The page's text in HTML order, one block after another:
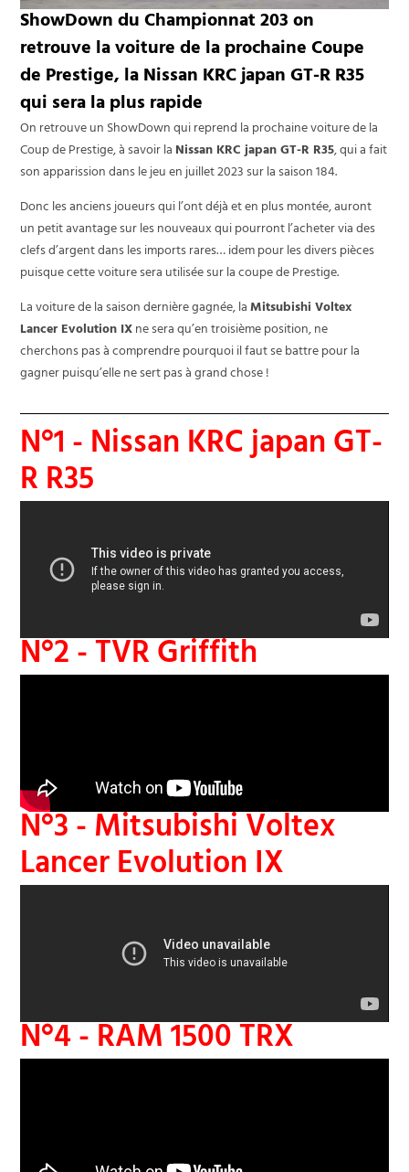
ShowDown du Championnat 203 on
retrouve la voiture de la prochaine Coupe
de Prestige, la Nissan KRC japan GT-R R35
qui sera la plus rapide
On retrouve un ShowDown qui reprend la prochaine voiture de la
Coup de Prestige, à savoir laNissan KRC japan GT-R R35, qui a fait
son apparission dans le jeu en juillet 2023 sur la saison 184.
Donc les anciens joueurs qui l’ont déjà et en plus montée, auront
un petit avantage sur les nouveaux qui pourront l’acheter via des
clefs d’argent dans les imports rares… idem pour les divers pièces
puisque cette voiture sera utilisée sur la coupe de Prestige.
La voiture de la saison dernière gagnée, laMitsubishi Voltex
Lancer Evolution IXne sera qu’en troisième position, ne
cherchons pas à comprendre pourquoi il faut se battre pour la
gagner puisqu’elle ne sert pas à grand chose !
N°1 - Nissan KRC japan GT-
R R35
N°2 - TVR Griffith
N°3 - Mitsubishi Voltex
Lancer Evolution IX
N°4 - RAM 1500 TRX